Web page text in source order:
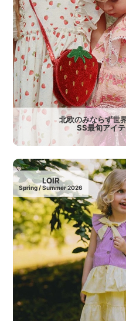
北欧のみならず世
SS最旬アイ
LOIR
Spring / Summer 2026